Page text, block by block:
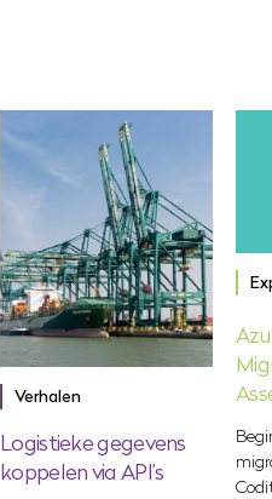
Verhalen
Logistieke gegevens
koppelen via API’s